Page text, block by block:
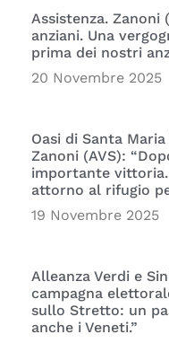
Assistenza. Zanoni
anziani. Una
prima dei nostri
20 Novembre 2025
Oasi di Santa
Zanoni (AVS):
importante
attorno al rifugio
19 Novembre 2025
Alleanza Verdi e
campagna
sullo Stretto: un
anche i Veneti.”